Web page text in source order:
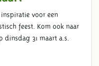
voor een
feest. Kom ook naar
31 maart a.s.